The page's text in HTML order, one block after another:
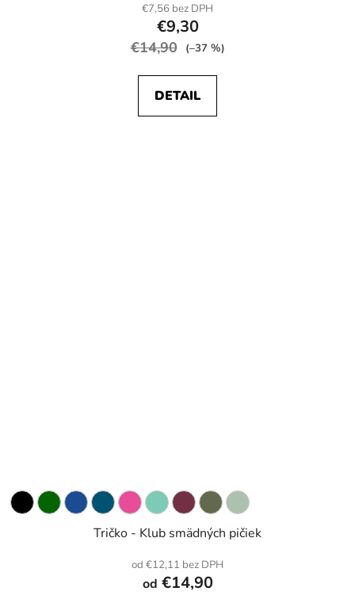
€7,56 bez DPH
€9,30
€14,90 (–37 %)
DETAIL
Tričko - Klub smädných pičiek
od €12,11 bez DPH
od €14,90